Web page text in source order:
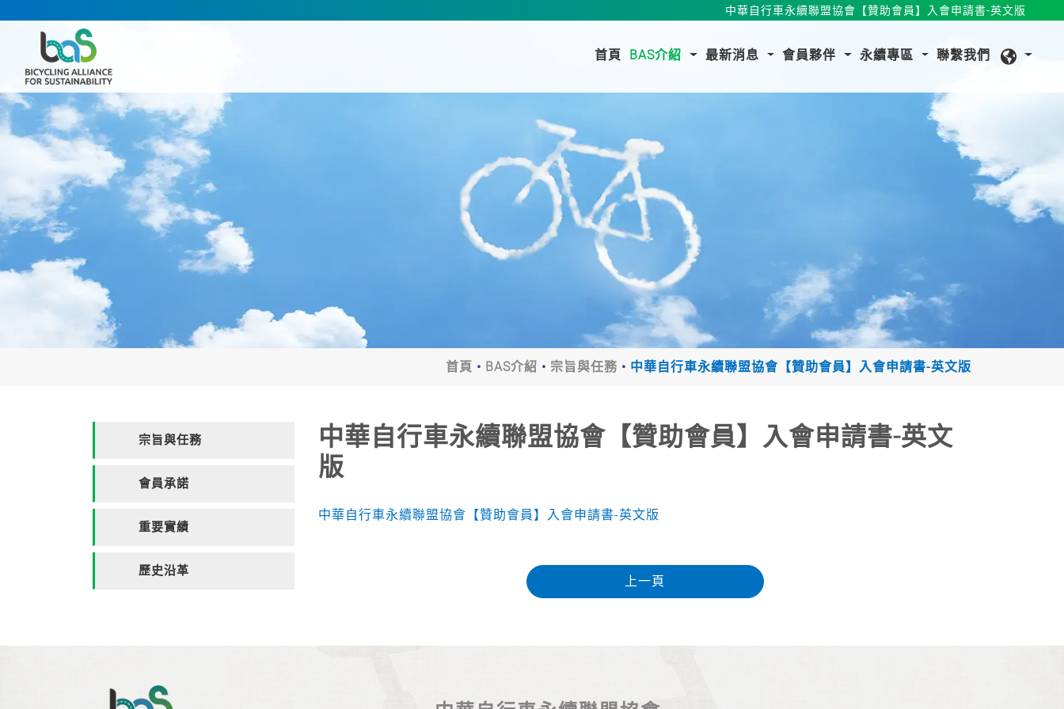
中華自行車永續聯盟協會【贊助會員】入會申請書-英文版
首頁 (current)
BAS介紹 最新消息 會員夥伴 永續專區 聯繫我們
首頁 BAS介紹 宗旨與任務 中華自行車永續聯盟協會【贊助會員】入會申請書-英文版
宗旨與任務
會員承諾
重要實績
歷史沿革
中華自行車永續聯盟協會【贊助會員】入會申請書-英文
版
中華自行車永續聯盟協會【贊助會員】入會申請書-英文版
上一頁